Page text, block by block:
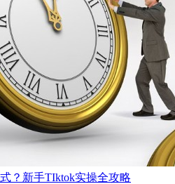
？新手TIktok实操全攻略